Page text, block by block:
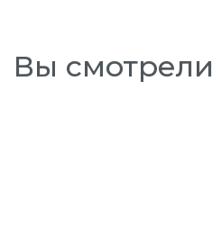
Вы смотрели